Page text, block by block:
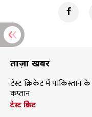
ताज़ा खबरें
टेस्ट क्रिकेट में पाकिस्तान
कप्तान
टेस्ट क्रिकेट